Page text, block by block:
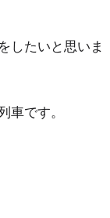
したいと思いま
車です。